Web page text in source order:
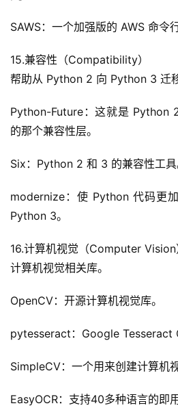
SAWS：一个加强版的 AWS 命令行
15.兼容性（Compatibility）
帮助从 Python 2 向 Python 3 迁移
Python-Future：这就是 Python
的那个兼容性层。
Six：Python 2 和 3 的兼容性工具
modernize：使 Python 代码更
Python 3。
16.计算机视觉（Computer Vision
计算机视觉相关库。
OpenCV：开源计算机视觉库。
pytesseract：Google Tesseract
SimpleCV：一个用来创建计算机
EasyOCR：支持40多种语言的即